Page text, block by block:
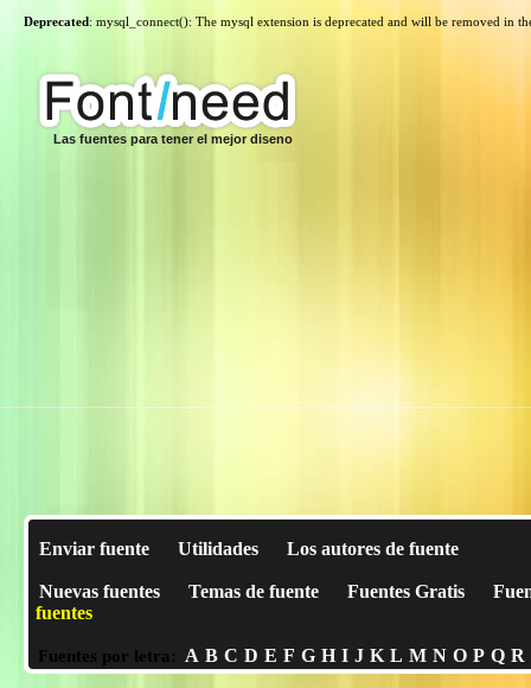
Deprecated: mysql_connect(): The mysql extension is deprecated and will be removed in
Las fuentes para tener el mejor diseno
Enviar fuente Utilidades Los autores de fuente
Nuevas fuentes Temas de fuente Fuentes Gratis
fuentes
Fuentes por letra: A B C D E F G H I J K L M N O P Q R